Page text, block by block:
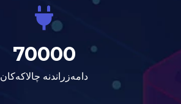
70000
دامەزراندنە چالاکەکان